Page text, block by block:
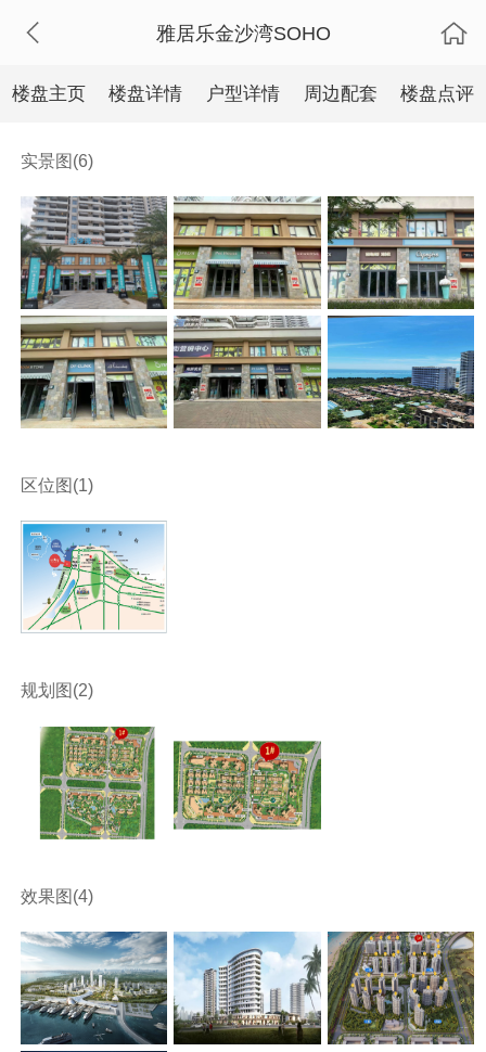
雅居乐金沙湾SOHO
楼盘主页 楼盘详情 户型详情 周边配套 楼盘点评
实景图(6)
区位图(1)
规划图(2)
效果图(4)